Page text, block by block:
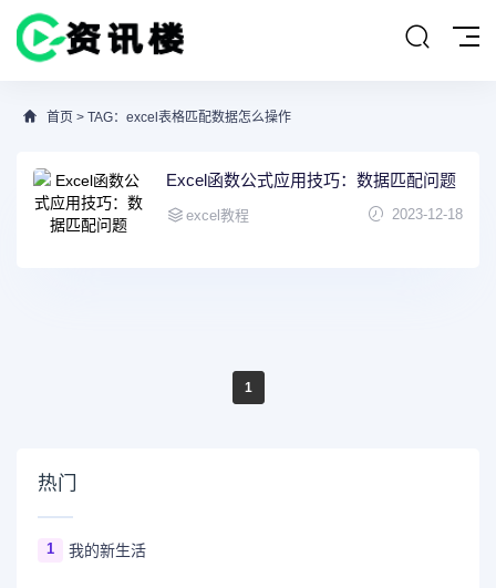
首页 > TAG：excel表格匹配数据怎么操作
Excel函数公式应用技巧：数据匹配问题
excel教程 2023-12-18
1
热门
1 我的新生活